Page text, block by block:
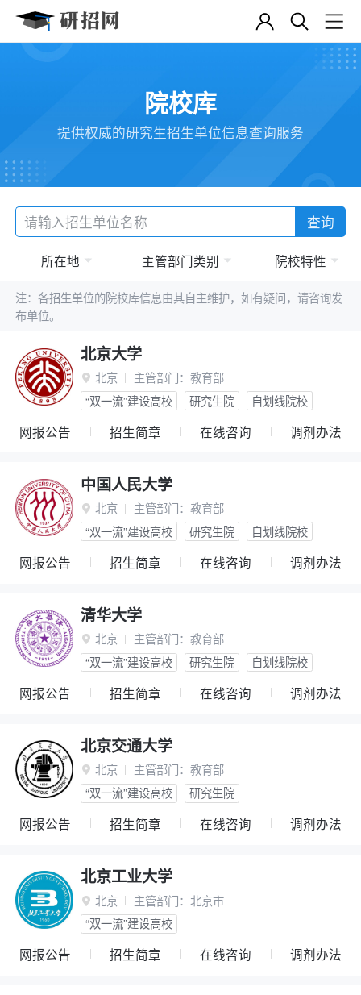
院校库
提供权威的研究生招生单位信息查询服务
查询
所在地 主管部门类别 院校特性
注：各招生单位的院校库信息由其自主维护，如有疑问，请咨询发
布单位。
北京大学
 北京 主管部门： 教育部
“双一流”建设高校
研究生院 自划线院校
网报公告 招生简章 在线咨询 调剂办法
中国人民大学
 北京 主管部门： 教育部
“双一流”建设高校
研究生院 自划线院校
网报公告 招生简章 在线咨询 调剂办法
清华大学
 北京 主管部门： 教育部
“双一流”建设高校
研究生院 自划线院校
网报公告 招生简章 在线咨询 调剂办法
北京交通大学
 北京 主管部门： 教育部
“双一流”建设高校
研究生院
网报公告 招生简章 在线咨询 调剂办法
北京工业大学
 北京 主管部门： 北京市
“双一流”建设高校
网报公告 招生简章 在线咨询 调剂办法